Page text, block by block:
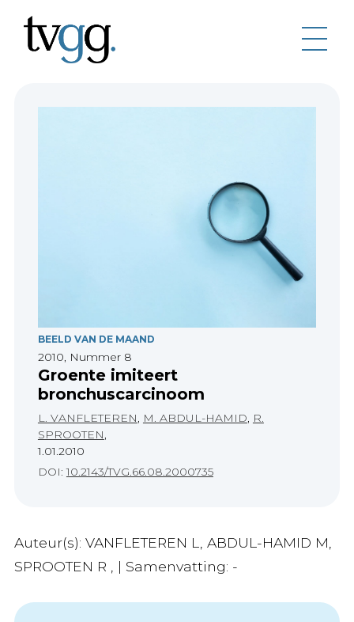
BEELD VAN DE MAAND
2010, Nummer 8
Groente imiteert
bronchuscarcinoom
L. VANFLETEREN, M. ABDUL-HAMID, R.
SPROOTEN,
1.01.2010
DOI:10.2143/TVG.66.08.2000735
Auteur(s): VANFLETEREN L, ABDUL-HAMID M,
SPROOTEN R , | Samenvatting: -